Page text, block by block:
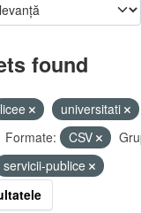
found
licee universitati
Formate: CSV
servicii-publice